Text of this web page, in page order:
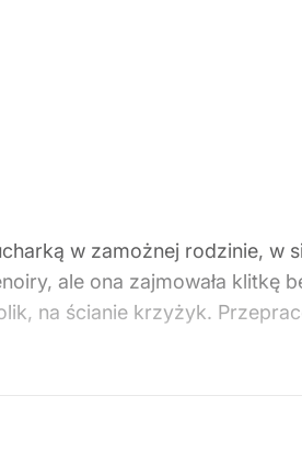
w zamożnej rodzinie, w
ale ona zajmowała klitkę
na ścianie krzyżyk.